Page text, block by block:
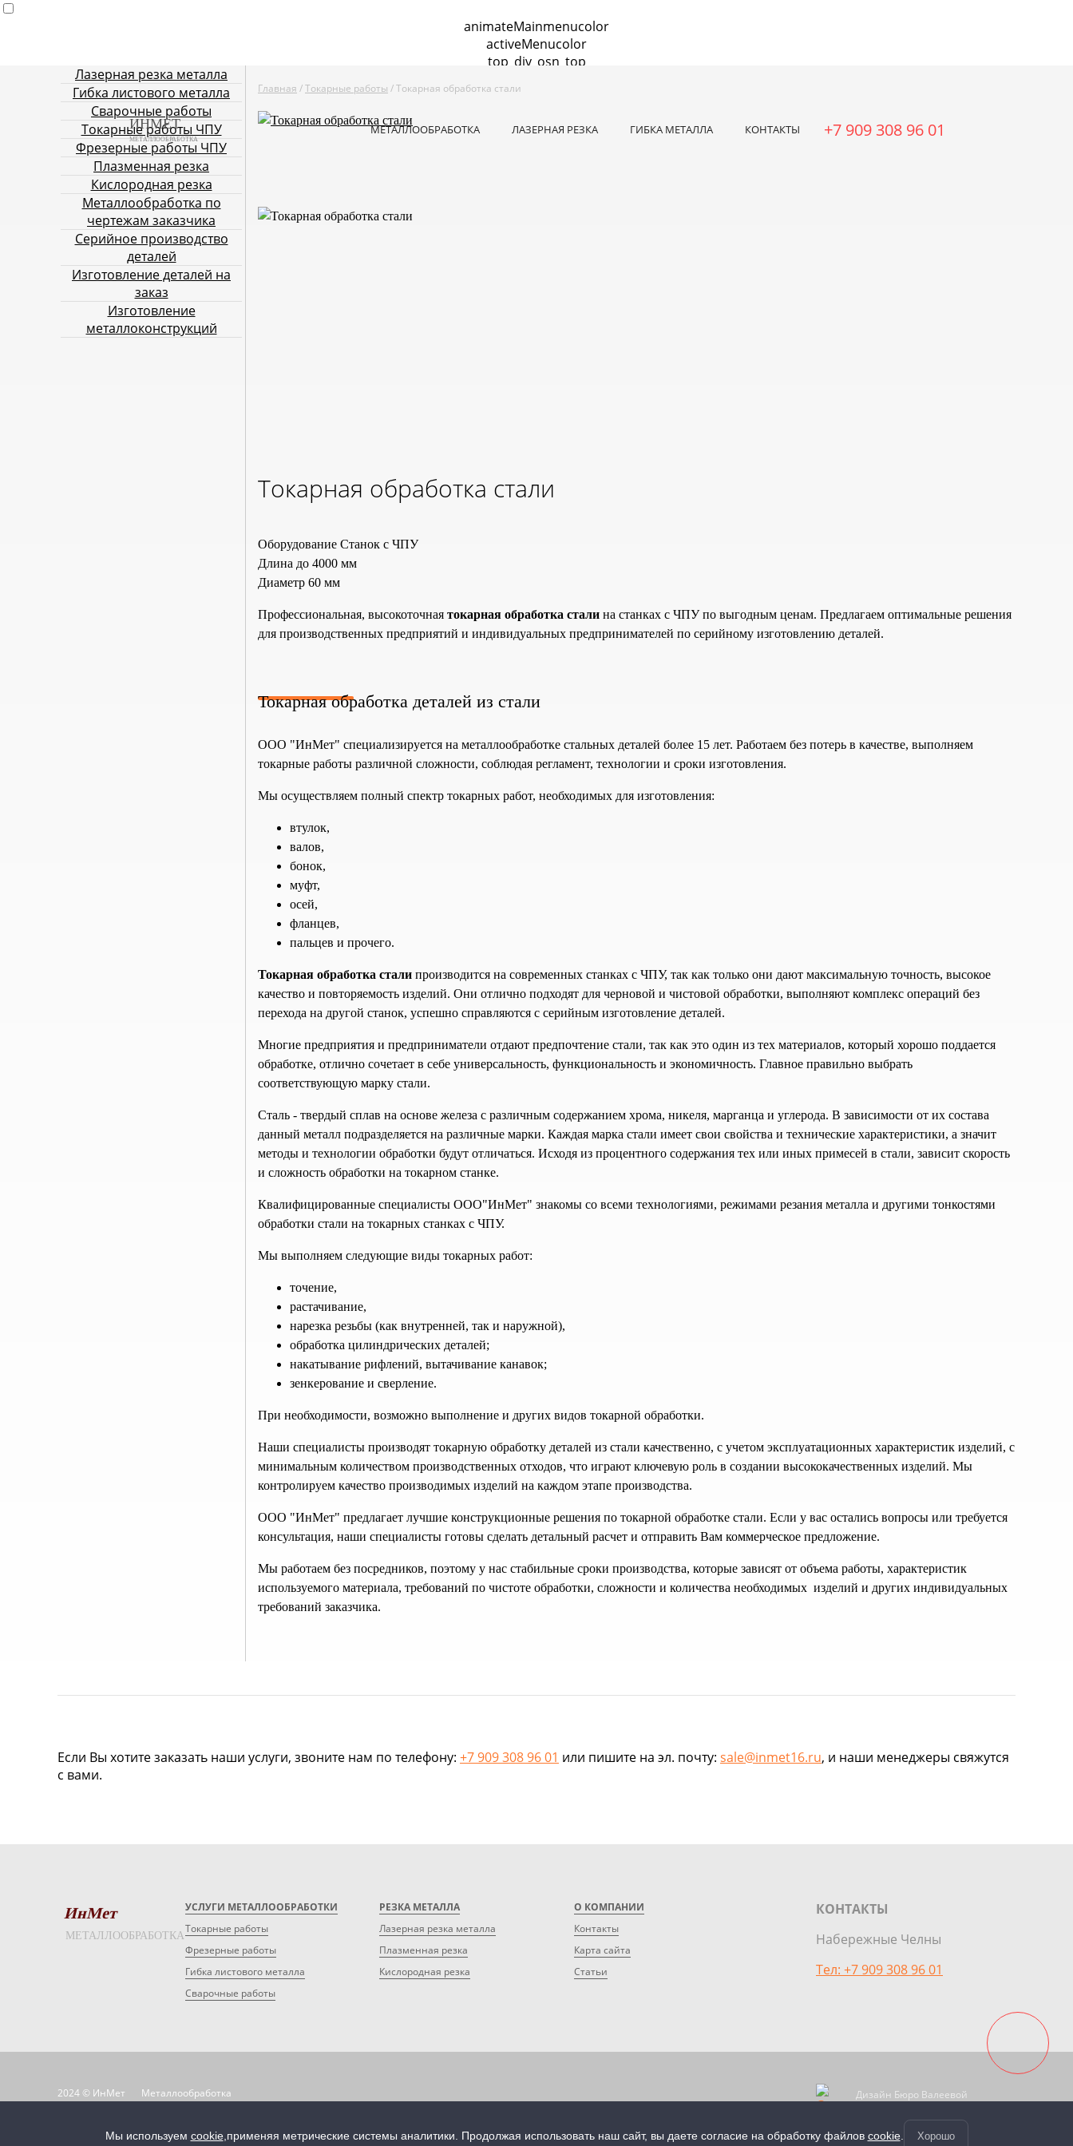
animateMainmenucolor
activeMenucolor
top_div_osn_top
Услуги металлообработки
резкаКислородная резка Металлообработка по чертежам заказчика
ИНМЕТ
МЕТАЛЛООБРАБОТКА
МЕТАЛЛООБРАБОТКА ЛАЗЕРНАЯ РЕЗКА ГИБКА МЕТАЛЛА КОНТАКТЫ +7 909 308 96 01
Лазерная резка металла
Гибка листового металла
Сварочные работы
Токарные работы ЧПУ
Фрезерные работы ЧПУ
Плазменная резка
Кислородная резка
Металлообработка по
чертежам заказчика
Серийное производство
деталей
Изготовление деталей на
заказ
Изготовление
металлоконструкций
Главная /Токарные работы / Токарная обработка стали
Токарная обработка стали
Оборудование Станок с ЧПУ
Длина до 4000 мм
Диаметр 60 мм
Профессиональная, высокоточная токарная обработка стали на станках с ЧПУ по выгодным ценам. Предлагаем оптимальные решения
для производственных предприятий и индивидуальных предпринимателей по серийному изготовлению деталей.
Токарная обработка деталей из стали
ООО "ИнМет" специализируется на металлообработке стальных деталей более 15 лет. Работаем без потерь в качестве, выполняем
токарные работы различной сложности, соблюдая регламент, технологии и сроки изготовления.
Мы осуществляем полный спектр токарных работ, необходимых для изготовления:
втулок,
валов,
бонок,
муфт,
осей,
фланцев,
пальцев и прочего.
Токарная обработка стали производится на современных станках с ЧПУ, так как только они дают максимальную точность, высокое
качество и повторяемость изделий. Они отлично подходят для черновой и чистовой обработки, выполняют комплекс операций без
перехода на другой станок, успешно справляются с серийным изготовление деталей.
Многие предприятия и предприниматели отдают предпочтение стали, так как это один из тех материалов, который хорошо поддается
обработке, отлично сочетает в себе универсальность, функциональность и экономичность. Главное правильно выбрать
соответствующую марку стали.
Сталь - твердый сплав на основе железа с различным содержанием хрома, никеля, марганца и углерода. В зависимости от их состава
данный металл подразделяется на различные марки. Каждая марка стали имеет свои свойства и технические характеристики, а значит
методы и технологии обработки будут отличаться. Исходя из процентного содержания тех или иных примесей в стали, зависит скорость
и сложность обработки на токарном станке.
Квалифицированные специалисты ООО"ИнМет" знакомы со всеми технологиями, режимами резания металла и другими тонкостями
обработки стали на токарных станках с ЧПУ.
Мы выполняем следующие виды токарных работ:
точение,
растачивание,
нарезка резьбы (как внутренней, так и наружной),
обработка цилиндрических деталей;
накатывание рифлений, вытачивание канавок;
зенкерование и сверление.
При необходимости, возможно выполнение и других видов токарной обработки.
Наши специалисты производят токарную обработку деталей из стали качественно, с учетом эксплуатационных характеристик изделий, с
минимальным количеством производственных отходов, что играют ключевую роль в создании высококачественных изделий. Мы
контролируем качество производимых изделий на каждом этапе производства.
ООО "ИнМет" предлагает лучшие конструкционные решения по токарной обработке стали. Если у вас остались вопросы или требуется
консультация, наши специалисты готовы сделать детальный расчет и отправить Вам коммерческое предложение.
Мы работаем без посредников, поэтому у нас стабильные сроки производства, которые зависят от объема работы, характеристик
используемого материала, требований по чистоте обработки, сложности и количества необходимых изделий и других индивидуальных
требований заказчика.
Если Вы хотите заказать наши услуги, звоните нам по телефону: +7 909 308 96 01 или пишите на эл. почту: sale@inmet16.ru, и наши менеджеры свяжутся
с вами.
Мы используем cookie, применяя метрические системы аналитики. Продолжая использовать наш сайт, вы даете согласие на обработку файлов cookie. Хорошо
ИнМет
МЕТАЛЛООБРАБОТКА
УСЛУГИ МЕТАЛЛООБРАБОТКИ
Токарные работы
Фрезерные работы
Гибка листового металла
Сварочные работы
РЕЗКА МЕТАЛЛА
Лазерная резка металла
Плазменная резка
Кислородная резка
О КОМПАНИИ
Контакты
Карта сайта
Статьи
КОНТАКТЫ
Набережные Челны
Тел: +7 909 308 96 01
2024 © ИнМет
Металлообработка
Дизайн Бюро Валеевой
SEO. Продвижение сайта